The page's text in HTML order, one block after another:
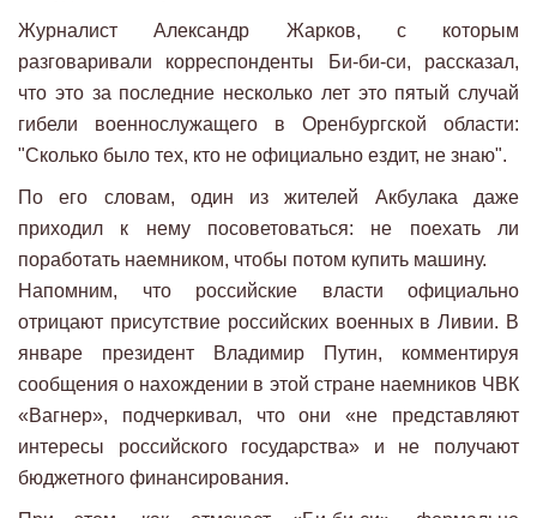
Журналист Александр Жарков, с которым
разговаривали корреспонденты Би-би-си, рассказал,
что это за последние несколько лет это пятый случай
гибели военнослужащего в Оренбургской области:
"Сколько было тех, кто не официально ездит, не знаю".
По его словам, один из жителей Акбулака даже
приходил к нему посоветоваться: не поехать ли
поработать наемником, чтобы потом купить машину.
Напомним, что российские власти официально
отрицают присутствие российских военных в Ливии. В
январе президент Владимир Путин, комментируя
сообщения о нахождении в этой стране наемников ЧВК
«Вагнер», подчеркивал, что они «не представляют
интересы российского государства» и не получают
бюджетного финансирования.